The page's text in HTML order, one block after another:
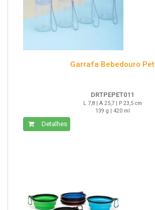
Garrafa Bebedouro Pet
DRTPEPET011
L 7,8 | A 25,7 | P 23,5 cm
139 g | 420 ml
Detalhes